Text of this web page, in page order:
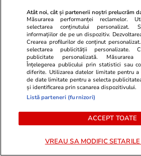
PARTENERI
Atât noi, cât și partenerii noștri prelucrăm
Măsurarea performanței reclamelor.
selectarea conținutului personalizat.
informațiilor de pe un dispozitiv.
Crearea profilurilor de conținut
selectarea publicității personalizate.
publicitate personalizată. Măsurarea
Înțelegerea publicului prin statistici sau
diferite. Utilizarea datelor limitate pentru a
de date limitate pentru a selecta
și identificarea prin scanarea dispozitivului.
Listă parteneri (furnizori)
ACCEPT TOATE
VREAU SA MODIFIC